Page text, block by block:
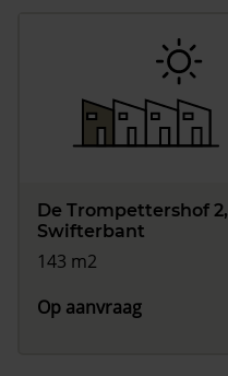
De Trompettershof 2,
Swifterbant
143 m2
Op aanvraag